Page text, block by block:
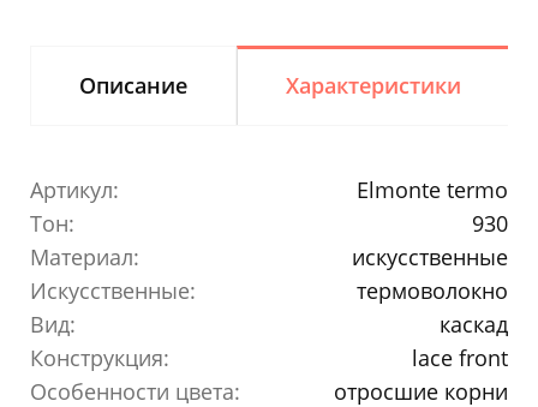
Описание Характеристики
Артикул:
Elmonte termo
Тон:
930
Материал:
искусственные
Искусственные:
термоволокно
Вид:
каскад
Конструкция:
lace front
Особенности цвета:
отросшие корни